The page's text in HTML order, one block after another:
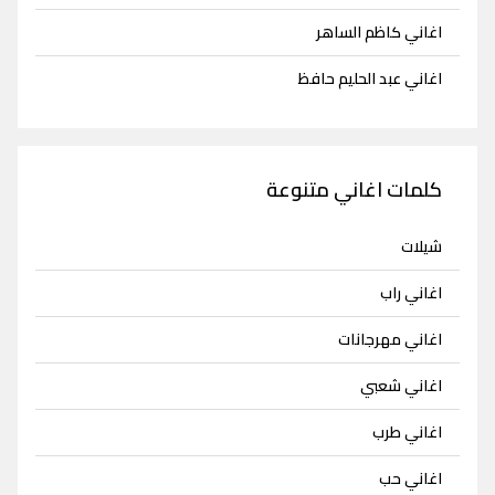
اغاني كاظم الساهر
اغاني عبد الحليم حافظ
كلمات اغاني متنوعة
شيلات
اغاني راب
اغاني مهرجانات
اغاني شعبي
اغاني طرب
اغاني حب